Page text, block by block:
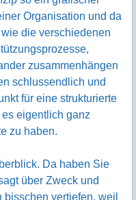
Organisation und da
die verschiedenen
zusammenhängen
schlussendlich und
für eine strukturierte
eigentlich ganz
zu haben.
Da haben Sie
über Zweck und
vertiefen, weil